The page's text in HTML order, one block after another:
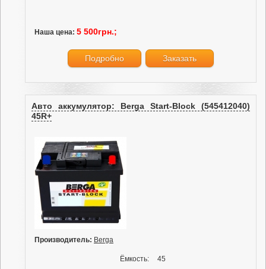
Наша цена: 5 500грн.;
Подробно Заказать
Авто аккумулятор: Berga Start-Block (545412040)
45R+
Производитель: Berga
Ёмкость: 45